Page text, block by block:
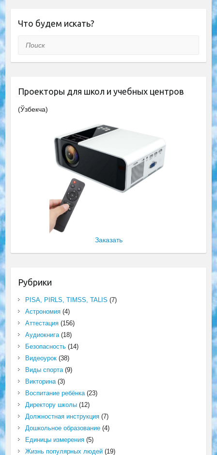
Что будем искать?
Поиск
Проекторы для школ и учебных центров
(Ўзбекча)
Заказать
Рубрики
PISA, PIRLS, TIMSS, TALIS (7)
Астрономия(4)
Аттестация(156)
Аудиокнига(18)
Безопасность(14)
Видеоурок(38)
Виды спорта(9)
Викторина(3)
Воспитание ребёнка(23)
Директору школы(12)
Должностная инструкция(7)
Дошкольное образование(4)
Единицы измерения(5)
Жизнь популярных людей(19)